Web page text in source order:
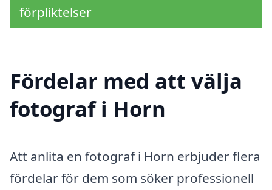
förpliktelser
Fördelar med att välja
fotograf i Horn
Att anlita en fotograf i Horn erbjuder flera
fördelar för dem som söker professionell